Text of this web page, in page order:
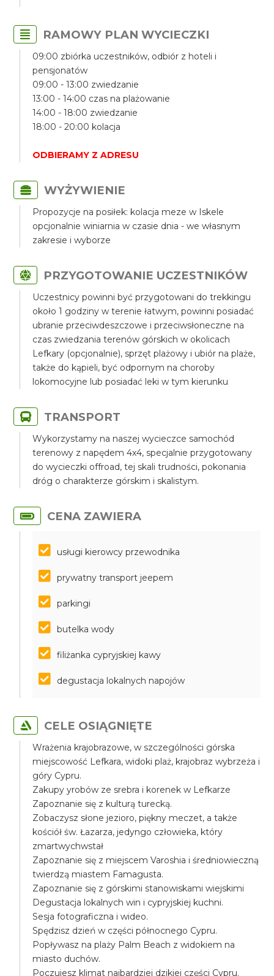
RAMOWY PLAN WYCIECZKI
09:00 zbiórka uczestników, odbiór z hoteli i
pensjonatów
09:00 - 13:00 zwiedzanie
13:00 - 14:00 czas na plażowanie
14:00 - 18:00 zwiedzanie
18:00 - 20:00 kolacja
ODBIERAMY Z ADRESU
WYŻYWIENIE
Propozycje na posiłek: kolacja meze w Iskele
opcjonalnie winiarnia w czasie dnia - we własnym
zakresie i wyborze
PRZYGOTOWANIE UCZESTNIKÓW
Uczestnicy powinni być przygotowani do trekkingu
około 1 godziny w terenie łatwym, powinni posiadać
ubranie przeciwdeszczowe i przeciwsłoneczne na
czas zwiedzania terenów górskich w okolicach
Lefkary (opcjonalnie), sprzęt plażowy i ubiór na plaże,
także do kąpieli, być odpornym na choroby
lokomocyjne lub posiadać leki w tym kierunku
TRANSPORT
Wykorzystamy na naszej wycieczce samochód
terenowy z napędem 4x4, specjalnie przygotowany
do wycieczki offroad, tej skali trudności, pokonania
dróg o charakterze górskim i skalistym.
CENA ZAWIERA
usługi kierowcy przewodnika
prywatny transport jeepem
parkingi
butelka wody
filiżanka cypryjskiej kawy
degustacja lokalnych napojów
CELE OSIĄGNIĘTE
Wrażenia krajobrazowe, w szczególności górska
miejscowość Lefkara, widoki plaż, krajobraz wybrzeża i
góry Cypru.
Zakupy yrobów ze srebra i korenek w Lefkarze
Zapoznanie się z kulturą turecką.
Zobaczysz słone jezioro, piękny meczet, a także
kościół św. Łazarza, jedyngo człowieka, który
zmartwychwstał
Zapoznanie się z miejscem Varoshia i średniowieczną
twierdzą miastem Famagusta.
Zapoznanie się z górskimi stanowiskami wiejskimi
Degustacja lokalnych win i cypryjskiej kuchni.
Sesja fotograficzna i wideo.
Spędzisz dzień w części północnego Cypru.
Popływasz na plaży Palm Beach z widokiem na
miasto duchów.
Poczujesz klimat najbardziej dzikiej części Cypru.